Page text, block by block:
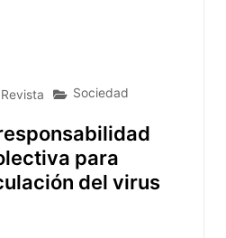
Revista Sociedad
para
del virus